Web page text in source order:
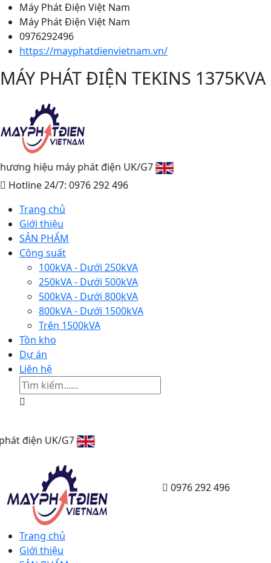
Máy Phát Điện Việt Nam
Máy Phát Điện Việt Nam
0976292496
https://mayphatdienvietnam.vn/
MÁY PHÁT ĐIỆN TEKINS 1375KVA
phát điện UK/G7
Hotline 24/7: 0976 292 496
Trang chủ
Giới thiệu
SẢN PHẨM
Công suất
100kVA - Dưới 250kVA
250kVA - Dưới 500kVA
500kVA - Dưới 800kVA
800kVA - Dưới 1500kVA
Trên 1500kVA
Tồn kho
Dự án
Liên hệ
0976 292 496
Trang chủ
Giới thiệu